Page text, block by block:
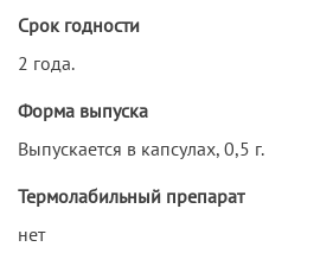
Срок годности
2 года.
Форма выпуска
Выпускается в капсулах, 0,5 г.
Термолабильный препарат
нет